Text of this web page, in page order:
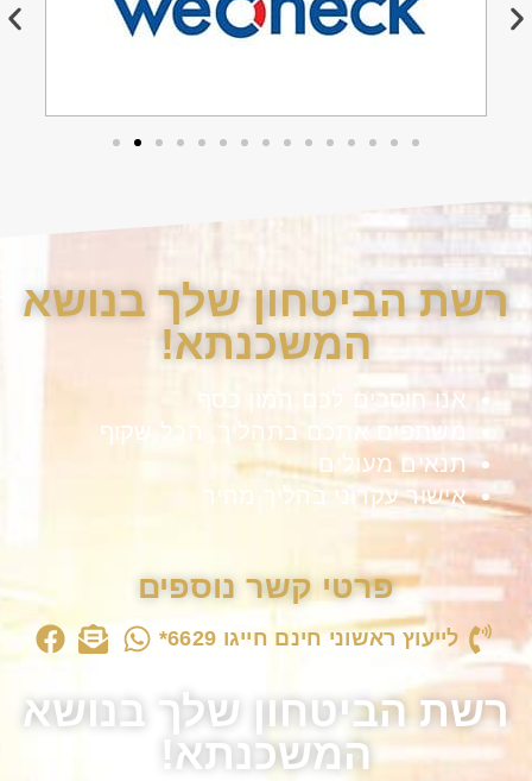
רשת הביטחון שלך בנושא
המשכנתא!
אנו חוסכים לכם המון כסף
משתפים אתכם בתהליך, הכל שקוף
תנאים מעולים
אישור עקרוני בהליך מהיר
פרטי קשר נוספים
לייעוץ ראשוני חינם חייגו 6629*
רשת הביטחון שלך בנושא
המשכנתא!